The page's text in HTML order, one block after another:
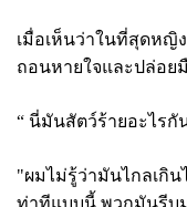
เมื่อเห็นว่าในที่สุดหญิง
ถอนหายใจและปล่อย
“ นี่มันสัตว์ร้ายอะไรกั
"ผมไม่รู้ว่ามันไกลเกิ
ท่าทีแบบนี้ พวกมันรีบม